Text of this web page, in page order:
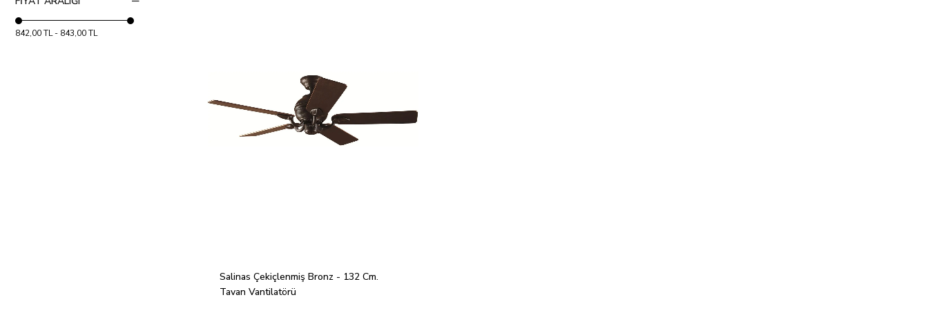
842,00 TL - 843,00 TL
Salinas Çekiçlenmiş Bronz - 132 Cm.
Tavan Vantilatörü